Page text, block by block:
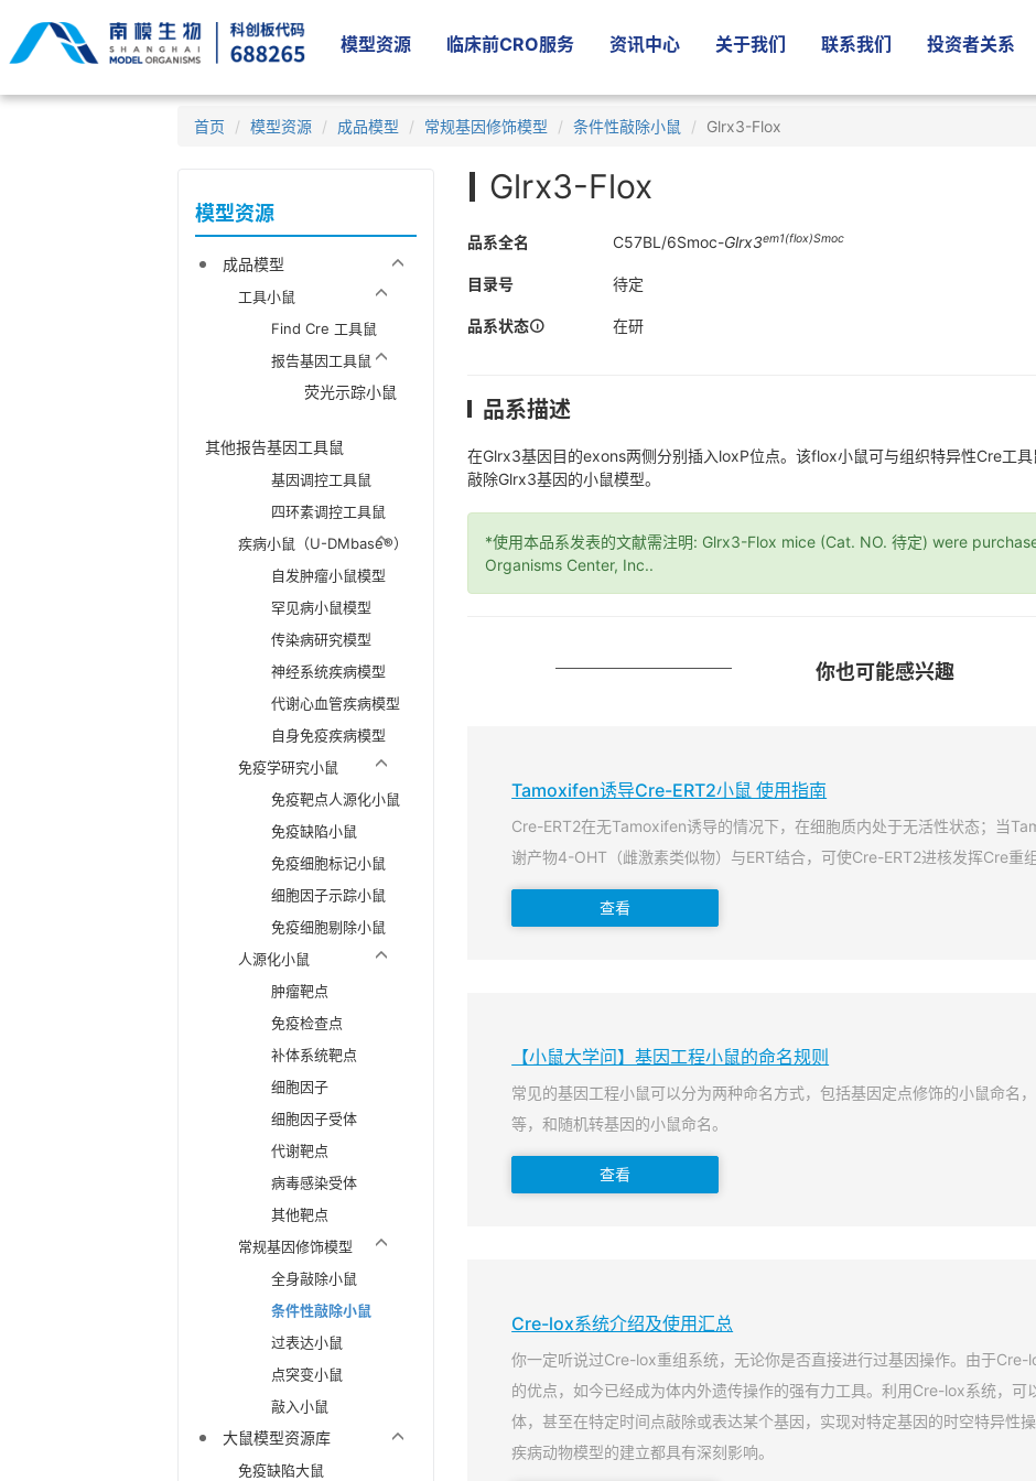
模型资源 临床前CRO服务 资讯中心 关于我们 联系我们 投资者关系
首页 模型资源 成品模型 常规基因修饰模型 条件性敲除小鼠 Glrx3-Flox
模型资源
成品模型
工具小鼠
Find Cre 工具鼠
报告基因工具鼠
荧光示踪小鼠
其他报告基因工具鼠
基因调控工具鼠
四环素调控工具鼠
疾病小鼠（U-DMbase®）
自发肿瘤小鼠模型
罕见病小鼠模型
传染病研究模型
神经系统疾病模型
代谢心血管疾病模型
自身免疫疾病模型
免疫学研究小鼠
免疫靶点人源化小鼠
免疫缺陷小鼠
免疫细胞标记小鼠
细胞因子示踪小鼠
免疫细胞剔除小鼠
人源化小鼠
肿瘤靶点
免疫检查点
补体系统靶点
细胞因子
细胞因子受体
代谢靶点
病毒感染受体
其他靶点
常规基因修饰模型
全身敲除小鼠
条件性敲除小鼠
过表达小鼠
点突变小鼠
敲入小鼠
大鼠模型资源库
免疫缺陷大鼠
Glrx3-Flox
品系全名 C57BL/6Smoc-Glrx3em1(flox)Smoc
目录号 待定
品系状态 在研
品系描述
在Glrx3基因目的exons两侧分别插入loxP位点。该flox小鼠可与组织特异性Cre工
敲除Glrx3基因的小鼠模型。
*使用本品系发表的文献需注明: Glrx3-Flox mice (Cat. NO. 待定) were
Organisms Center, Inc..
你也可能感兴趣
Tamoxifen诱导Cre-ERT2小鼠 使用指南
Cre-ERT2在无Tamoxifen诱导的情况下，在细胞质内处于无活性状态；当
谢产物4-OHT（雌激素类似物）与ERT结合，可使Cre-ERT2进核发挥Cre重组
查看
【小鼠大学问】基因工程小鼠的命名规则
常见的基因工程小鼠可以分为两种命名方式，包括基因定点修饰的小鼠命名
等，和随机转基因的小鼠命名。
查看
Cre-lox系统介绍及使用汇总
你一定听说过Cre-lox重组系统，无论你是否直接进行过基因操作。由于Cre-
的优点，如今已经成为体内外遗传操作的强有力工具。利用Cre-lox系统，可
体，甚至在特定时间点敲除或表达某个基因，实现对特定基因的时空特异性
疾病动物模型的建立都具有深刻影响。